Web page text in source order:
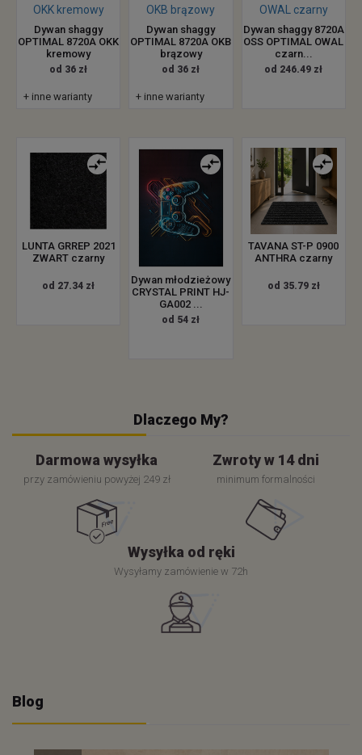
Dywan shaggy
OPTIMAL 8720A OKK
kremowy
od 36 zł
+ inne warianty
Dywan shaggy
OPTIMAL 8720A OKB
brązowy
od 36 zł
+ inne warianty
Dywan shaggy 8720A
OSS OPTIMAL OWAL
czarn...
od 246.49 zł
LUNTA GRREP 2021
ZWART czarny
od 27.34 zł
Dywan młodzieżowy
CRYSTAL PRINT HJ-
GA002 ...
od 54 zł
TAVANA ST-P 0900
ANTHRA czarny
od 35.79 zł
Dlaczego My?
Darmowa wysyłka
przy zamówieniu powyżej 249 zł
Zwroty w 14 dni
minimum formalności
Wysyłka od ręki
Wysyłamy zamówienie w 72h
Blog